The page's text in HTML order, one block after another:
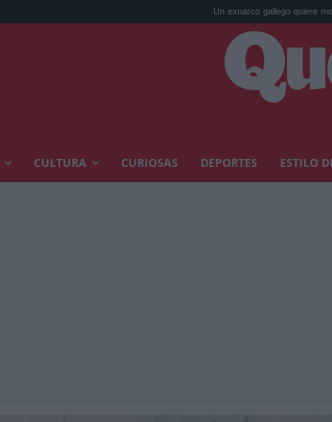
Un exnarco gallego quiere montar su 'Ruta
CULTURA CURIOSAS DEPORTES ESTILO